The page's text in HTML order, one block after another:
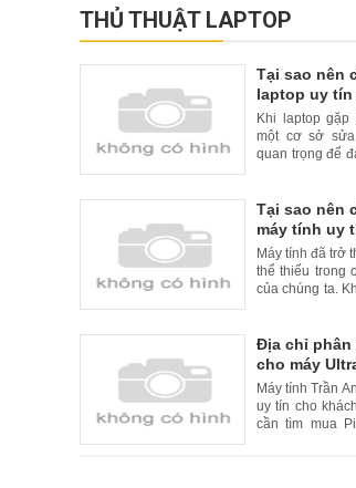
THỦ THUẬT LAPTOP
Tại sao nên
laptop uy tín
Khi laptop
một cơ sở
quan trọng để
tiện lợi cho
sửa laptop uy
sửa chữa tại
chúng
Tại sao nên
máy tính uy
Máy tính đã trở
thể thiếu trong
của chúng ta.
nhiều cơ sở
chất lượng.
tôi xin giới thiệu
Địa chỉ phân
cho máy
lượng cao
Máy tính Trần
uy tín cho
cần tìm mua